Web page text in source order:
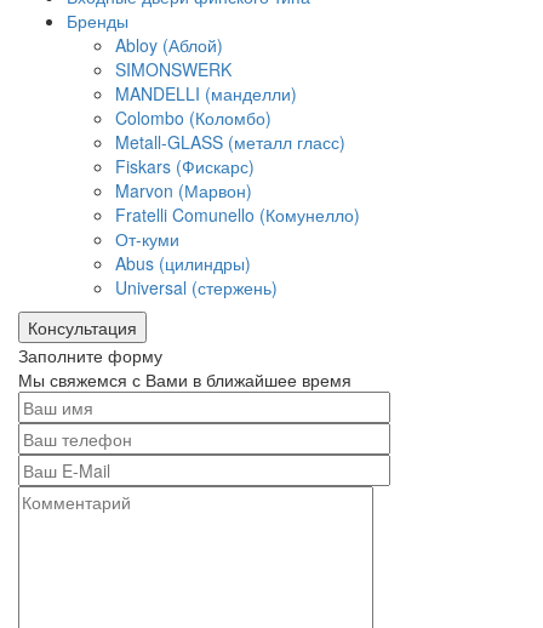
Бренды
Abloy (Аблой)
SIMONSWERK
MANDELLI (манделли)
Colombo (Коломбо)
Metall-GLASS (металл гласс)
Fiskars (Фискарс)
Marvon (Марвон)
Fratelli Comunello (Комунелло)
От-куми
Abus (цилиндры)
Universal (стержень)
Консультация
Заполните форму
Мы свяжемся с Вами в ближайшее время